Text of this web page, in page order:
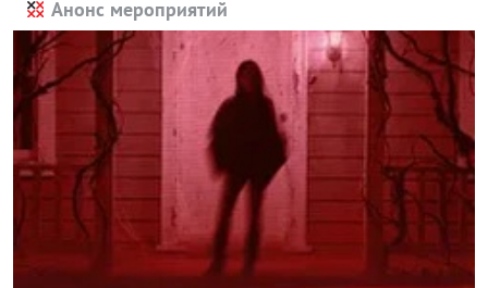
Анонс мероприятий